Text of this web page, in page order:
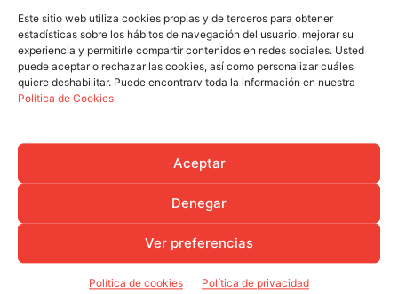
Este sitio web utiliza cookies propias y de terceros para obtener
estadísticas sobre los hábitos de navegación del usuario, mejorar su
experiencia y permitirle compartir contenidos en redes sociales. Usted
puede aceptar o rechazar las cookies, así como personalizar cuáles
quiere deshabilitar. Puede encontrarv toda la información en nuestra
Política de Cookies
Aceptar
Denegar
Ver preferencias
Política de cookies Política de privacidad